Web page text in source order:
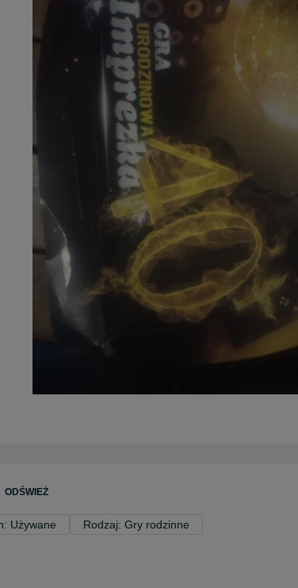
ODŚWIEŻ
Używane Rodzaj: Gry rodzinne